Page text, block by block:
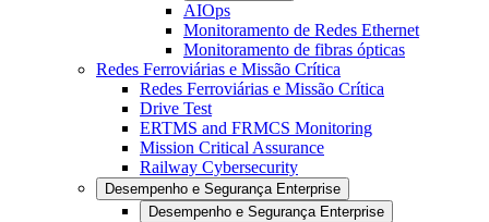
AIOps
Monitoramento de Redes Ethernet
Monitoramento de fibras ópticas
Redes Ferroviárias e Missão Crítica
Redes Ferroviárias e Missão Crítica
Drive Test
ERTMS and FRMCS Monitoring
Mission Critical Assurance
Railway Cybersecurity
Desempenho e Segurança Enterprise
Desempenho e Segurança Enterprise